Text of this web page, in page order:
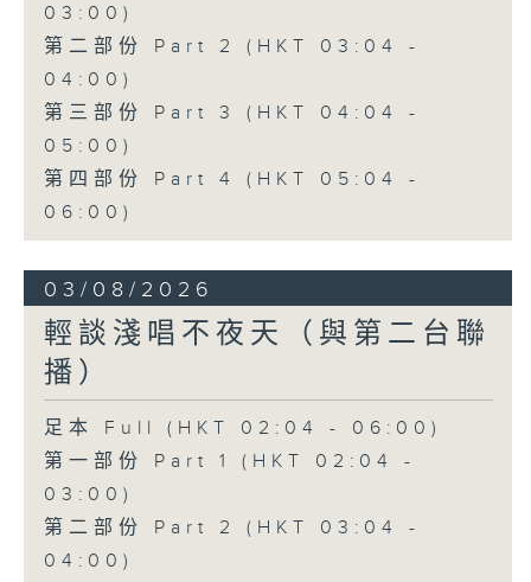
03:00)
第二部份 Part 2 (HKT 03:04 -
04:00)
第三部份 Part 3 (HKT 04:04 -
05:00)
第四部份 Part 4 (HKT 05:04 -
06:00)
03/08/2026
輕談淺唱不夜天（與第二台聯
播）
足本 Full (HKT 02:04 - 06:00)
第一部份 Part 1 (HKT 02:04 -
03:00)
第二部份 Part 2 (HKT 03:04 -
04:00)